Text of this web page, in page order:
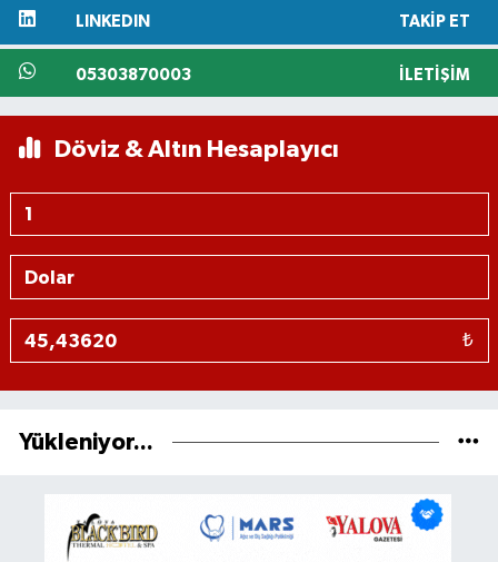
LINKEDIN TAKIP ET
05303870003 İLETIŞIM
Döviz & Altın Hesaplayıcı
₺
Yükleniyor...